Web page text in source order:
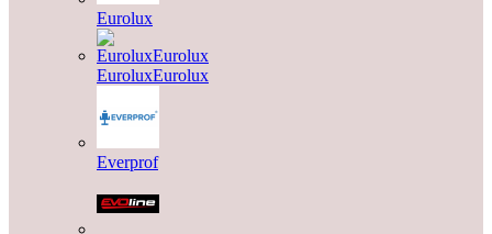
Eurolux
EuroluxEurolux
Everprof